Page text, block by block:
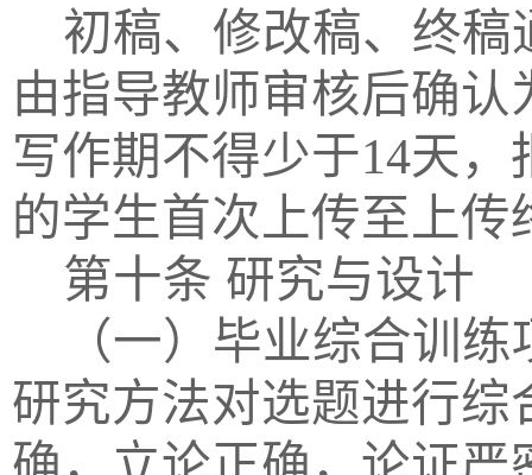
初稿、修改稿、终稿
由指导教师审核后确
写作期不得少于14天
的学生首次上传至上传
第十条 研究与设计
（一） 毕业综合训练
研究方法对选题进行